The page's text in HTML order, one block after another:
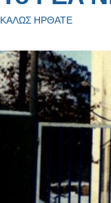
ΚΑΛΩΣ ΗΡΘΑΤΕ